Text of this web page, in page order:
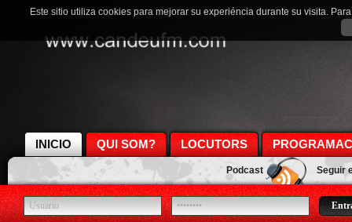
INICIO QUI SOM? LOCUTORS
Podcast Seguir
Este sitio utiliza cookies para mejorar su experiéncia durante su visita.